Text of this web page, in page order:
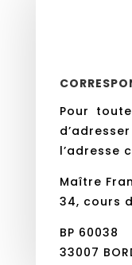
Pour
l’adresse
Maître
34, cours
BP 60038
33007